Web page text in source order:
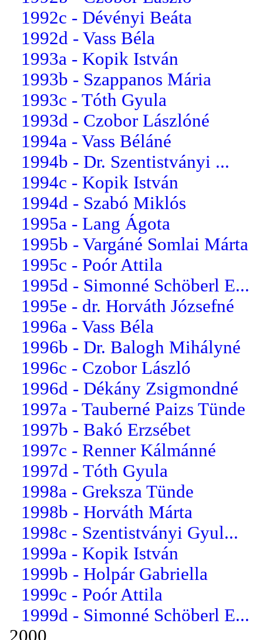
1992c - Dévényi Beáta
1992d - Vass Béla
1993a - Kopik István
1993b - Szappanos Mária
1993c - Tóth Gyula
1993d - Czobor Lászlóné
1994a - Vass Béláné
1994b - Dr. Szentistványi ...
1994c - Kopik István
1994d - Szabó Miklós
1995a - Lang Ágota
1995b - Vargáné Somlai Márta
1995c - Poór Attila
1995d - Simonné Schöberl E...
1995e - dr. Horváth Józsefné
1996a - Vass Béla
1996b - Dr. Balogh Mihályné
1996c - Czobor László
1996d - Dékány Zsigmondné
1997a - Tauberné Paizs Tünde
1997b - Bakó Erzsébet
1997c - Renner Kálmánné
1997d - Tóth Gyula
1998a - Greksza Tünde
1998b - Horváth Márta
1998c - Szentistványi Gyul...
1999a - Kopik István
1999b - Holpár Gabriella
1999c - Poór Attila
1999d - Simonné Schöberl E...
2000